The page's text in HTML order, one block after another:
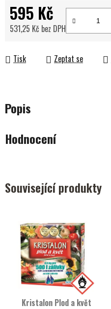
595 Kč
531,25 Kč bez DPH
Tisk Zeptat se
Popis
Hodnocení
Související produkty
Kristalon Plod a květ